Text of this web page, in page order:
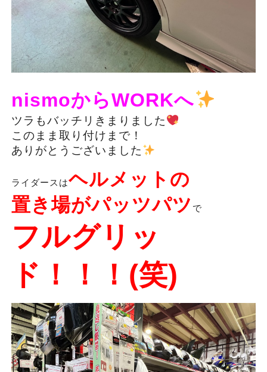
nismoからWORKへ
ツラもバッチリきまりました
このまま取り付けまで！
ありがとうございました
ライダースはヘルメットの
置き場がパッツパツ で
フルグリッ
ド！！！(笑)